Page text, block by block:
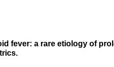
fever: a rare etiology of